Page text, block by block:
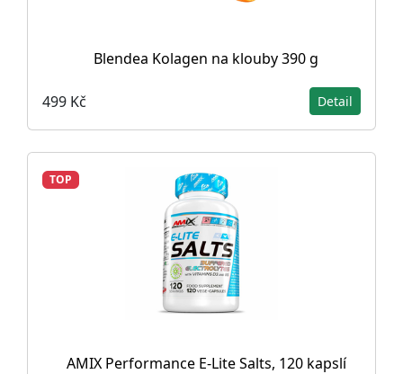
Blendea Kolagen na klouby 390 g
499 Kč Detail
TOP
AMIX Performance E-Lite Salts, 120 kapslí